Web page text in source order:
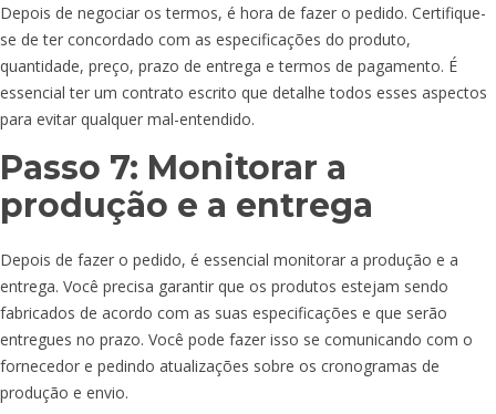
Depois de negociar os termos, é hora de fazer o pedido. Certifique-
se de ter concordado com as especificações do produto,
quantidade, preço, prazo de entrega e termos de pagamento. É
essencial ter um contrato escrito que detalhe todos esses aspectos
para evitar qualquer mal-entendido.
Passo 7: Monitorar a
produção e a entrega
Depois de fazer o pedido, é essencial monitorar a produção e a
entrega. Você precisa garantir que os produtos estejam sendo
fabricados de acordo com as suas especificações e que serão
entregues no prazo. Você pode fazer isso se comunicando com o
fornecedor e pedindo atualizações sobre os cronogramas de
produção e envio.